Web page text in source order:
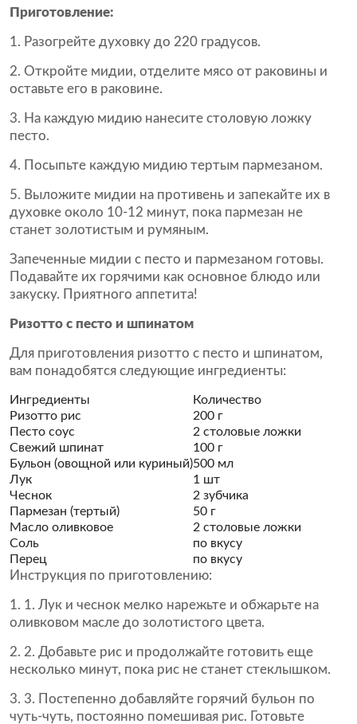
Приготовление:
Разогрейте духовку до 220 градусов.
Откройте мидии, отделите мясо от раковины и
оставьте его в раковине.
На каждую мидию нанесите столовую ложку
песто.
Посыпьте каждую мидию тертым пармезаном.
Выложите мидии на противень и запекайте их в
духовке около 10-12 минут, пока пармезан не
станет золотистым и румяным.
Запеченные мидии с песто и пармезаном готовы.
Подавайте их горячими как основное блюдо или
закуску. Приятного аппетита!
Ризотто с песто и шпинатом
Для приготовления ризотто с песто и шпинатом,
вам понадобятся следующие ингредиенты:
Ингредиенты
Количество
Ризотто рис
200 г
Песто соус
2 столовые ложки
Свежий шпинат
100 г
Бульон (овощной или куриный)500 мл
Лук
1 шт
Чеснок
2 зубчика
Пармезан (тертый)
50 г
Масло оливковое
2 столовые ложки
Соль
по вкусу
Перец
по вкусу
Инструкция по приготовлению:
1. Лук и чеснок мелко нарежьте и обжарьте на
оливковом масле до золотистого цвета.
2. Добавьте рис и продолжайте готовить еще
несколько минут, пока рис не станет стеклышком.
3. Постепенно добавляйте горячий бульон по
чуть-чуть, постоянно помешивая рис. Готовьте